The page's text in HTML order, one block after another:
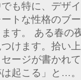
も特に、デザ
トな性格のブ
す。 ある春の
けます。拾い
ージが書かれ
起こる」と…